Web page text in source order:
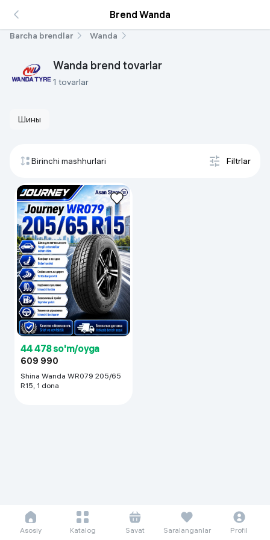
Brend Wanda
Barcha brendlar Wanda
Wanda brend tovarlar
1 tovarlar
Шины
Birinchi mashhurlari Filtrlar
44 478 so'm/oyga
609 990
Shina Wanda WR079 205/65
R15, 1 dona
Asosiy Katalog Savat Saralanganlar Profil